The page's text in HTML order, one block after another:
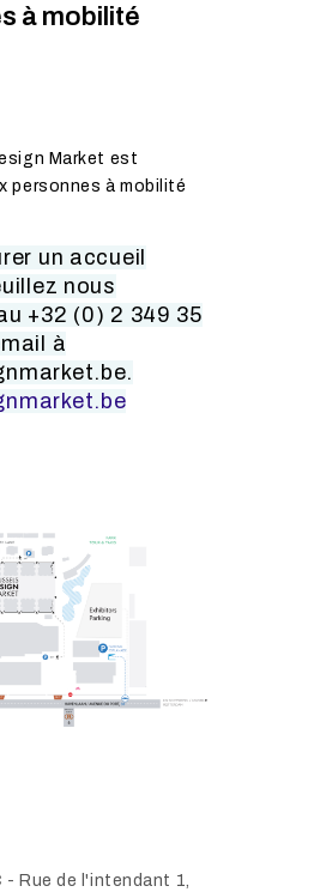
à mobilité
Market est
personnes à mobilité
un accueil
nous
+32 (0) 2 349 35
à
- Rue de l'intendant 1,